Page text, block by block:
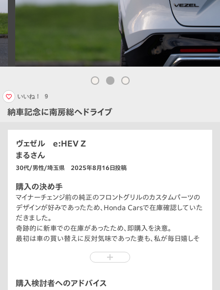
納車記念に南房総へドライブ
いいね！ 9
ヴェゼル e:HEV Z
まるさん
30代/男性/埼玉県 2025年8月16日投稿
購入の決め手
マイナーチェンジ前の純正のフロントグリルのカスタムパーツの
デザインが好みであったため、Honda Carsで在庫確認していた
だきました。
奇跡的に新車での在庫があったため、即購入を決意。
最初は車の買い替えに反対気味であった妻も、私が毎日嬉しそ
これからも長く乗り続けたい1台になりそうです。
購入検討者へのアドバイス